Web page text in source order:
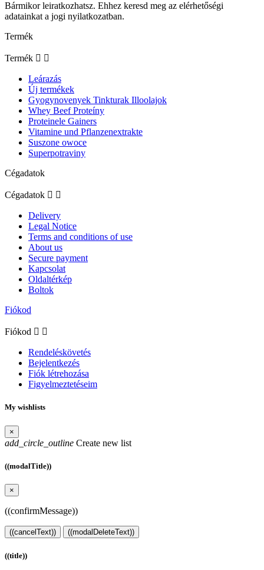
Bármikor leiratkozhatsz. Ehhez keresd meg az elérhetőségi
adatainkat a jogi nyilatkozatban.
Termék
Termék  
Leárazás
Új termékek
Gyogynovenyek Tinkturak Illoolajok
Whey Beef Proteíny
Proteinele Gainers
Vitamine und Pflanzenextrakte
Suszone owoce
Superpotraviny
Cégadatok
Cégadatok  
Delivery
Legal Notice
Terms and conditions of use
About us
Secure payment
Kapcsolat
Oldaltérkép
Boltok
Fiókod
Fiókod  
Rendeléskövetés
Bejelentkezés
Fiók létrehozása
Figyelmeztetéseim
My wishlists
×
add_circle_outline Create new list
((modalTitle))
×
((confirmMessage))
((cancelText)) ((modalDeleteText))
((title))